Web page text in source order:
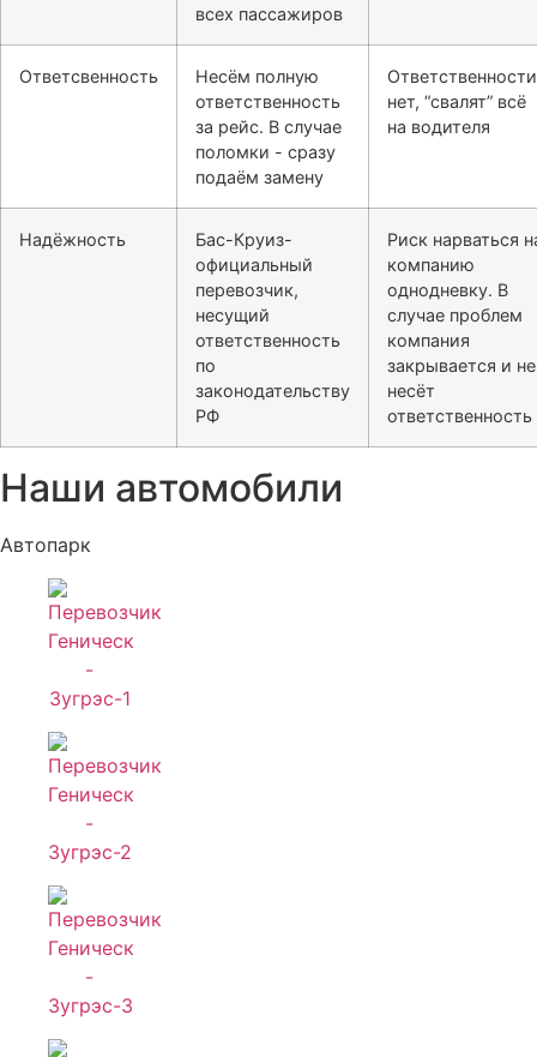
всех пассажиров
Ответсвенность
Несём полную
ответственность
за рейс. В случае
поломки - сразу
подаём замену
Ответственности
нет, “свалят” всё
на водителя
Надёжность
Бас-Круиз-
официальный
перевозчик,
несущий
ответственность
по
законодательству
РФ
Риск нарваться
компанию
однодневку. В
случае проблем
компания
закрывается и не
несёт
ответственность
Наши автомобили
Автопарк